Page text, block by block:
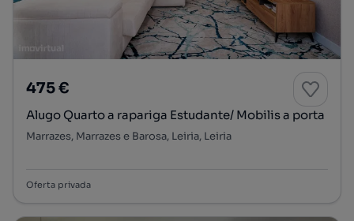
475 €
Alugo Quarto a rapariga Estudante/ Mobilis a porta
Marrazes, Marrazes e Barosa, Leiria, Leiria
Oferta privada